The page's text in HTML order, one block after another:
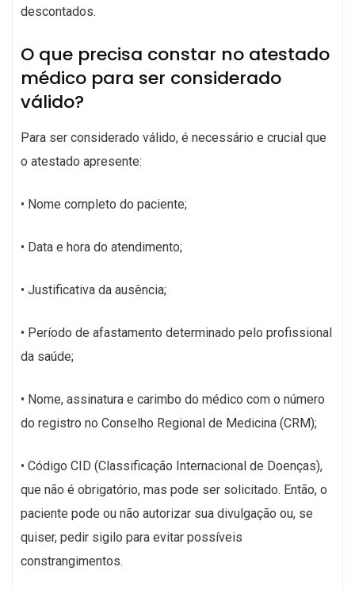
descontados.
O que precisa constar no atestado
médico para ser considerado
válido?
Para ser considerado válido, é necessário e crucial que
o atestado apresente:
• Nome completo do paciente;
• Data e hora do atendimento;
• Justificativa da ausência;
• Período de afastamento determinado pelo profissional
da saúde;
• Nome, assinatura e carimbo do médico com o número
do registro no Conselho Regional de Medicina (CRM);
• Código CID (Classificação Internacional de Doenças),
que não é obrigatório, mas pode ser solicitado. Então, o
paciente pode ou não autorizar sua divulgação ou, se
quiser, pedir sigilo para evitar possíveis
constrangimentos.